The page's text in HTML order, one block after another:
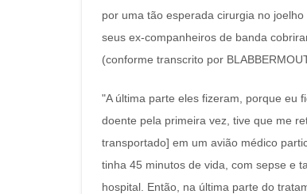
por uma tão esperada cirurgia no
seus ex-companheiros de banda
(conforme transcrito por
"A última parte eles fizeram, porque eu
doente pela primeira vez, tive que me
transportado] em um avião médico
tinha 45 minutos de vida, com sepse e
hospital. Então, na última parte do